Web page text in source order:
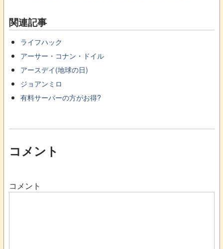
関連記事
ライフハック
アーサー・コナン・ドイル
アースデイ(地球の日)
ジョアンミロ
有料サーバーの方がお得?
コメント
コメント